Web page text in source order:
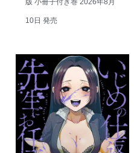
版 小冊子付き巻 2026年8月
10日 発売